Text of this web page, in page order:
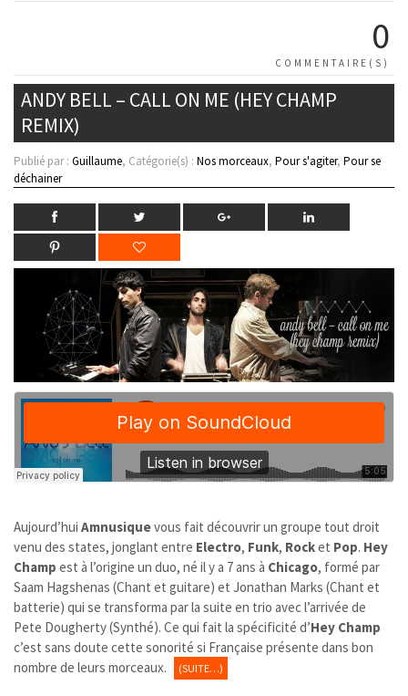
0
COMMENTAIRE(S)
ANDY BELL – CALL ON ME (HEY CHAMP
REMIX)
Publié par : Guillaume, Catégorie(s) : Nos morceaux, Pour s'agiter, Pour se
déchainer
Aujourd’hui Amnusiquevous fait découvrir un groupe tout droit
venu des states, jonglant entre Electro, Funk, Rocket Pop. Hey
Champ est à l’origine un duo, né il y a 7 ans à Chicago, formé par
Saam Hagshenas (Chant et guitare) et Jonathan Marks (Chant et
batterie) qui se transforma par la suite en trio avec l’arrivée de
Pete Dougherty (Synthé). Ce qui fait la spécificité d’Hey Champ
c’est sans doute cette sonorité si Française présente dans bon
nombre de leurs morceaux.
(SUITE…)